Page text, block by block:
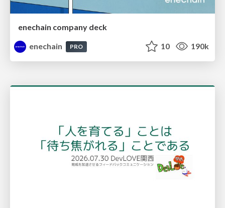
enechain company deck
enechain
PRO 10 190k